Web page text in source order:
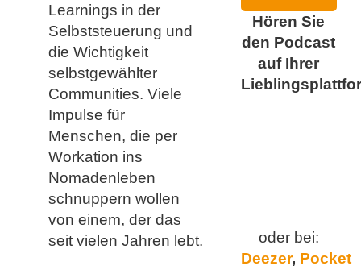
Learnings in der
Selbststeuerung und
die Wichtigkeit
selbstgewählter
Communities. Viele
Impulse für
Menschen, die per
Workation ins
Nomadenleben
schnuppern wollen
von einem, der das
seit vielen Jahren lebt.
Hören Sie
den Podcast
auf Ihrer
oder bei:
Deezer, Pocket